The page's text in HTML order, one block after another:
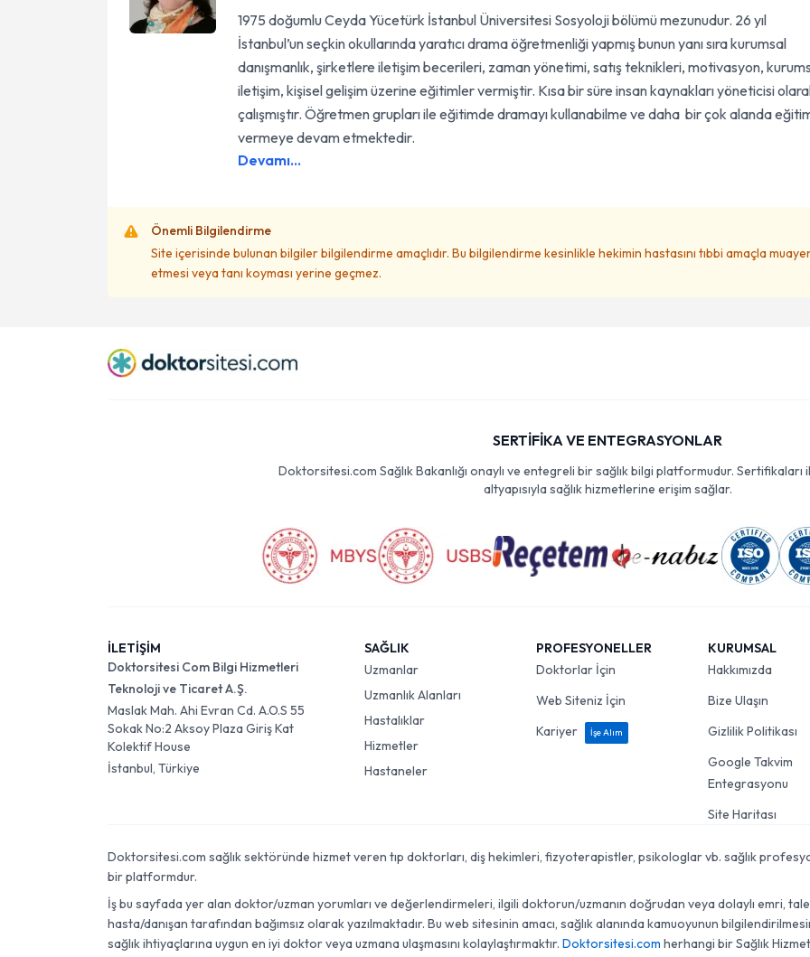
1975 doğumlu Ceyda Yücetürk İstanbul Üniversitesi Sosyoloji bölümü mezunudur. 26 yıl
İstanbul’un seçkin okullarında yaratıcı drama öğretmenliği yapmış bunun yanı sıra kurumsal
danışmanlık, şirketlere iletişim becerileri, zaman yönetimi, satış teknikleri, motivasyon,
iletişim, kişisel gelişim üzerine eğitimler vermiştir. Kısa bir süre insan kaynakları yöneticisi
çalışmıştır. Öğretmen grupları ile eğitimde dramayı kullanabilme ve daha bir çok alanda
vermeye devam etmektedir.
Devamı...
Önemli Bilgilendirme
Site içerisinde bulunan bilgiler bilgilendirme amaçlıdır. Bu bilgilendirme kesinlikle hekimin hastasını tıbbi amaçla
etmesi veya tanı koyması yerine geçmez.
SERTİFİKA VE ENTEGRASYONLAR
Doktorsitesi.com Sağlık Bakanlığı onaylı ve entegreli bir sağlık bilgi platformudur.
altyapısıyla sağlık hizmetlerine erişim sağlar.
İLETİŞİM
Doktorsitesi Com Bilgi Hizmetleri
Teknoloji ve Ticaret A.Ş.
Maslak Mah. Ahi Evran Cd. A.O.S 55
Sokak No:2 Aksoy Plaza Giriş Kat
Kolektif House
İstanbul, Türkiye
SAĞLIK
Uzmanlar
Uzmanlık Alanları
Hastalıklar
Hizmetler
Hastaneler
PROFESYONELLER
Doktorlar İçin
Web Siteniz İçin
Kariyer
İşe Alım
KURUMSAL
Hakkımızda
Bize Ulaşın
Gizlilik Politikası
Google Takvim
Entegrasyonu
Site Haritası
Doktorsitesi.com sağlık sektöründe hizmet veren tıp doktorları, diş hekimleri, fizyoterapistler, psikologlar vb. sağlık
bir platformdur.
İş bu sayfada yer alan doktor/uzman yorumları ve değerlendirmeleri, ilgili doktorun/uzmanın doğrudan veya dolaylı emri,
hasta/danışan tarafından bağımsız olarak yazılmaktadır. Bu web sitesinin amacı, sağlık alanında kamuoyunun
sağlık ihtiyaçlarına uygun en iyi doktor veya uzmana ulaşmasını kolaylaştırmaktır. Doktorsitesi.com herhangi bir Sağlık